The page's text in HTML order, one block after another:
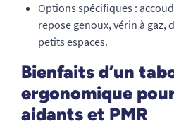
Options spécifiques :
repose genoux, vérin à gaz,
petits espaces.
Bienfaits d’un
ergonomique
aidants et PMR